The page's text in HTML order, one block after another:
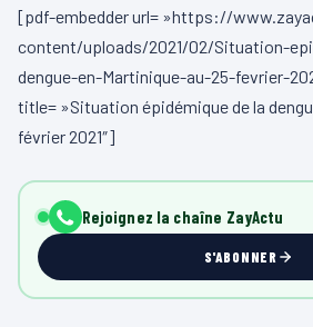
[pdf-embedder url= »https://
content/uploads/2021/02/Situation-
dengue-en-Martinique-au-25-fevrier-
title= »Situation épidémique de la
février 2021″]
Rejoignez la chaîne ZayActu
S'ABONNER